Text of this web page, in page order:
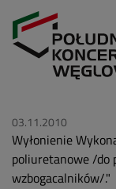
03.11.2010
Wyłonienie
poliuretanowe /do
wzbogacalników/."